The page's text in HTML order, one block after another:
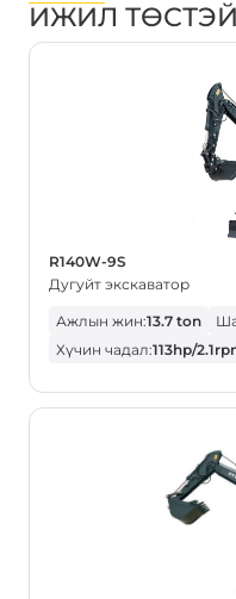
ИЖИЛ
R140W-9S
Дугуйт экскаватор
Ажлын жин:13.7 ton
Хүчин чадал:113hp/